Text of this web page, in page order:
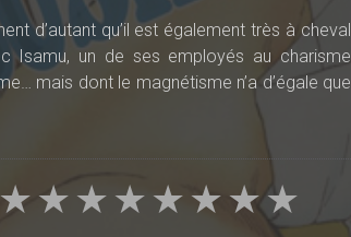
d’autant qu’il est également très à cheval
Isamu, un de ses employés au charisme
mais dont le magnétisme n’a d’égale que
★
★
★
★
★
★
★
★